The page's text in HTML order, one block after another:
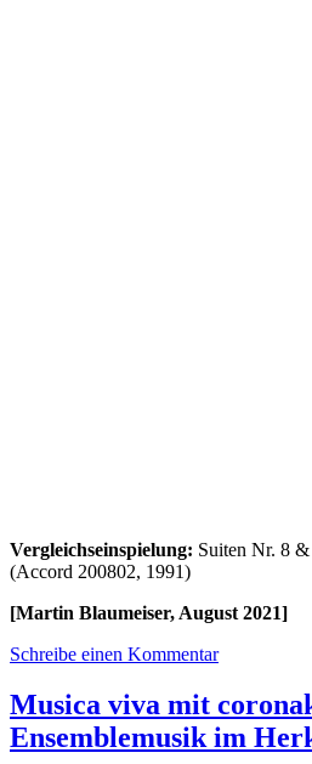
Vergleichseinspielung: Suiten Nr. 8
(Accord 200802, 1991)
[Martin Blaumeiser, August 2021]
Schreibe einen Kommentar
Musica viva mit
Ensemblemusik im